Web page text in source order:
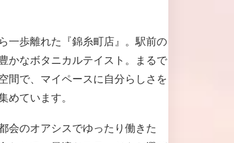
一歩離れた『錦糸町店』。駅前の
かなボタニカルテイスト。まるで
間で、マイペースに自分らしさを
ています。
会のオアシスでゆったり働きた